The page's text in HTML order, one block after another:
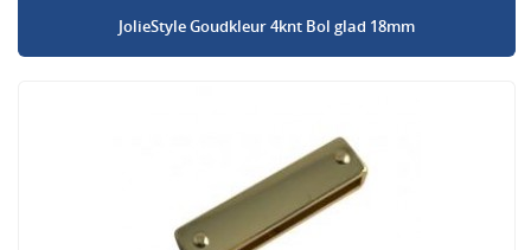
JolieStyle Goudkleur 4knt Bol glad 18mm